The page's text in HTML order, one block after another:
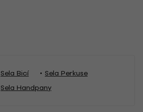
Sela Bicí
Sela Perkuse
Sela Handpany